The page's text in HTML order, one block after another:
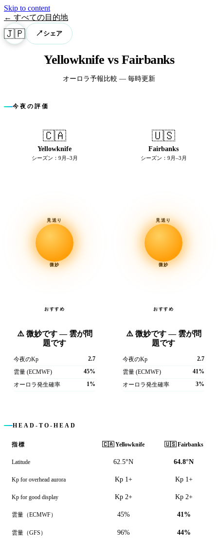
Skip to content
← すべての目的地
🇯🇵 ↗ シェア
Yellowknife vs Fairbanks
オーロラ予報比較 — 毎時更新
今夜の評価
🇨🇦
Yellowknife
シーズン：9月–3月
見送り
微妙
おすすめ
⚠️ 微妙です — 雲が問
題です
今夜のKp
2.7
雲量 (ECMWF)
45%
オーロラ発生確率
1%
🇺🇸
Fairbanks
シーズン：9月–3月
見送り
微妙
おすすめ
⚠️ 微妙です — 雲が問
題です
今夜のKp
2.7
雲量 (ECMWF)
41%
オーロラ発生確率
3%
HEAD-TO-HEAD
指標 🇨🇦 Yellowknife 🇺🇸 Fairbanks
Latitude 62.5°N 64.8°N
Kp for overhead aurora Kp 1+ Kp 1+
Kp for good display Kp 2+ Kp 2+
雲量（ECMWF） 45% 41%
雲量（GFS） 96% 44%